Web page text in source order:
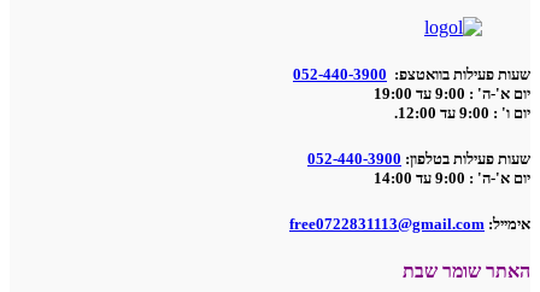
שעות פעילות בוואטצפ: 052-440-3900
יום א'-ה' : 9:00 עד 19:00
יום ו' : 9:00 עד 12:00.
שעות פעילות בטלפון: 052-440-3900
יום א'-ה' : 9:00 עד 14:00
אימייל: free0722831113@gmail.com
האתר שומר שבת